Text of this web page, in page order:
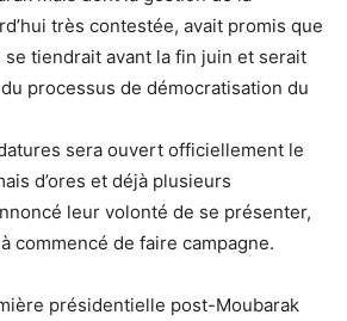
très contestée, avait promis que
tiendrait avant la fin juin et serait
processus de démocratisation du
sera ouvert officiellement le
d’ores et déjà plusieurs
leur volonté de se présenter,
commencé de faire campagne.